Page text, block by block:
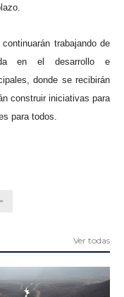
trabajando de
en el desarrollo e
donde se recibirán
construir iniciativas para
para todos.
Ver todas